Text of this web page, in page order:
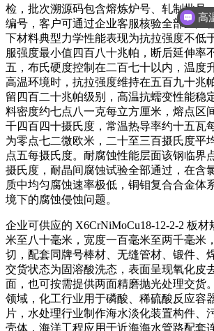
检，批次溯源码包含熔炼炉号、轧制批号
编号，客户可通过企业客服核验全部生产
下材料典型力学性能表现为抗拉强度不低
服强度最小值四百八十兆帕，断后延伸率
五，布氏硬度控制在二百七十以内，温度
高温环境时，抗拉强度维持在五百九十兆
留四百二十兆帕级别，高温抗蠕变性能稳
料密度约七点八一克每立方厘米，熔点区
千四百四十摄氏度，常温热导率约十五瓦
为零点七二微欧米，二十至三百摄氏度平
点五每摄氏度。耐腐蚀性能层面该钢临界
摄氏度，耐晶间腐蚀试验全部通过，在含
质中均匀腐蚀速率极低，铜钼复合合金体
境下的腐蚀侵蚀问题。
企业可供应的 X6CrNiMoCu18-12-2-2 板
米至八十毫米，宽度一百毫米至两千毫米
切，配套同牌号棒材、无缝管材、锻件、
交货状态为固溶酸洗态，表面呈现氧化皮
面，也可按需提供两面精磨抛光处理交货
领域，化工行业用于磷酸、稀硫酸反应容
片，水处理行业制作海水淡化装置构件、
壳体，海洋工程应用于近海海水管路配套
高